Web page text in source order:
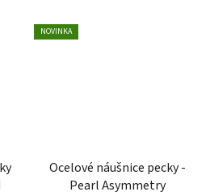
NOVINKA
Ocelové náušnice pecky -
Pearl Asymmetry